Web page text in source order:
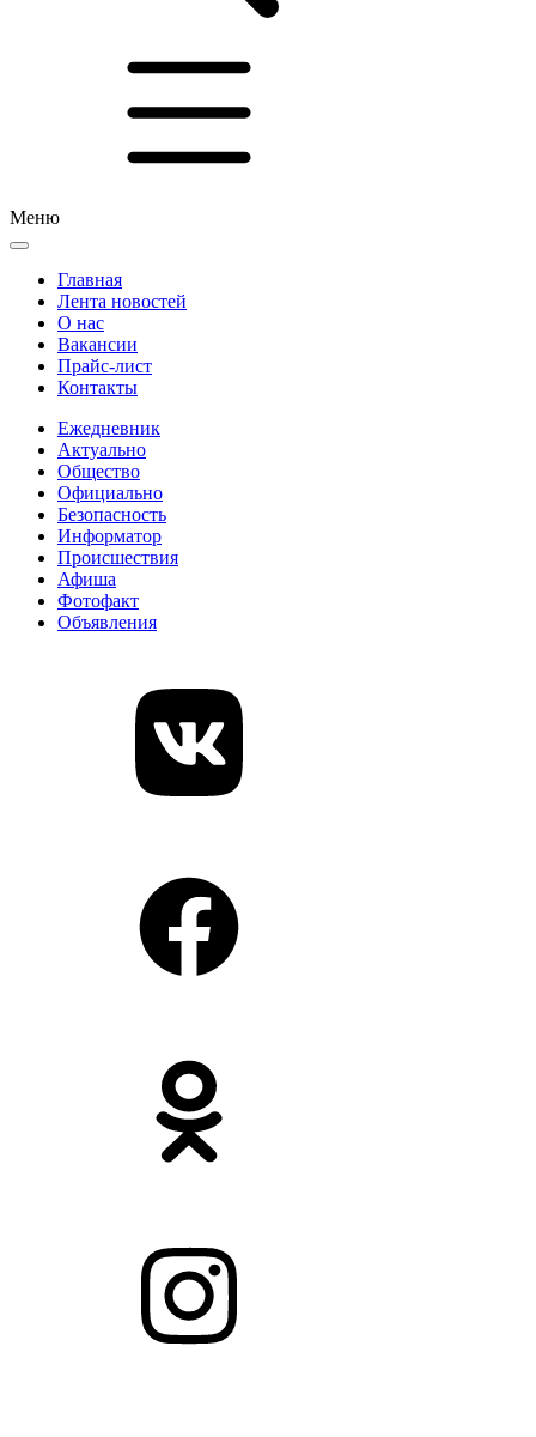
Меню
Главная
Лента новостей
О нас
Вакансии
Прайс-лист
Контакты
Ежедневник
Актуально
Общество
Официально
Безопасность
Информатор
Происшествия
Афиша
Фотофакт
Объявления